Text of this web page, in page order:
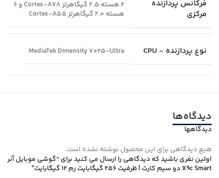
فرکانس پردازنده
مرکزی
2 هسته 2.5 گیگاهرتز Cortex-A78 و 6
هسته 2.0 گیگاهرتز Cortex-A55
نوع پردازنده - CPU MediaTek Dimensity 7025-Ultra
دیدگاه‌ها
دیدگاهها
هیچ دیدگاهی برای این محصول نوشته نشده است.
اولین نفری باشید که دیدگاهی را ارسال می کنید برای “گوشی موبایل آنر
X9c Smart دو سیم کارت | ظرفیت 256 گیگابایت رم 12 گیگابایت”